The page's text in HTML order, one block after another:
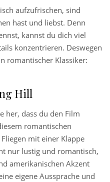
aufzufrischen, sind
hast und liebst. Denn
kannst du dich viel
konzentrieren. Deswegen
romantischer Klassiker:
Hill
her, dass du den Film
romantischen
mit einer Klappe
nur lustig und romantisch,
amerikanischen Akzent
eigene Aussprache und